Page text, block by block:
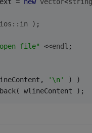
) ;
file" <<endl ;
'\n'
) )
wlineContent );